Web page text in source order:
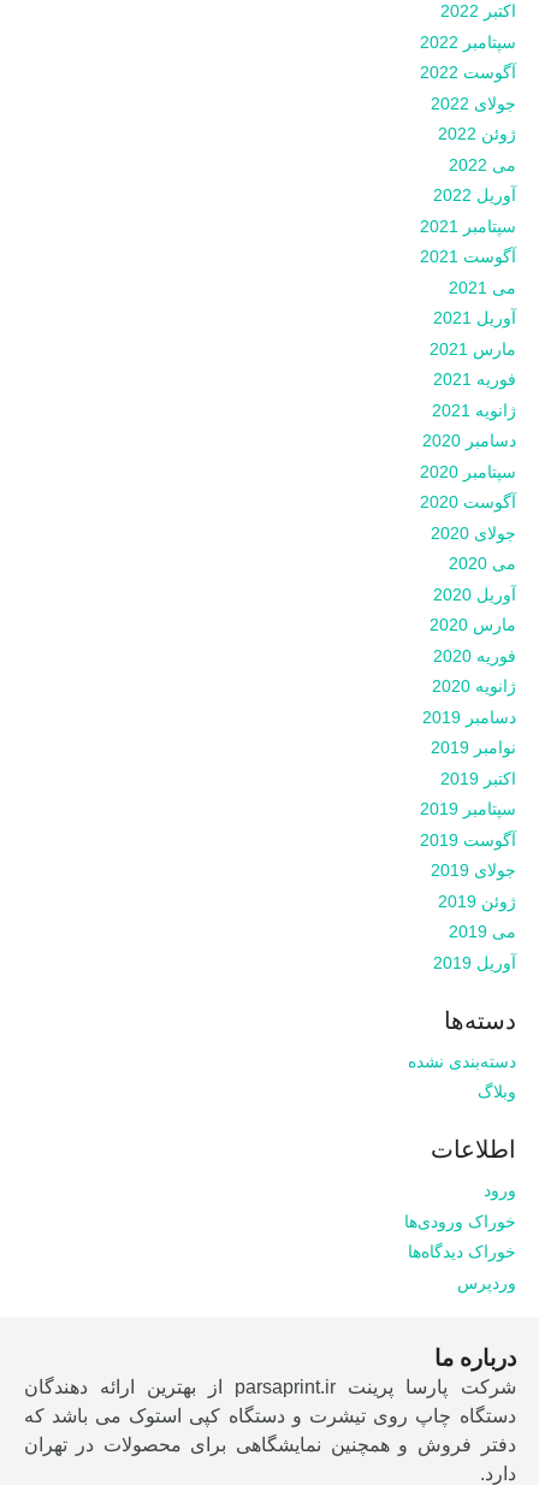
اکتبر 2022
سپتامبر 2022
آگوست 2022
جولای 2022
ژوئن 2022
می 2022
آوریل 2022
سپتامبر 2021
آگوست 2021
می 2021
آوریل 2021
مارس 2021
فوریه 2021
ژانویه 2021
دسامبر 2020
سپتامبر 2020
آگوست 2020
جولای 2020
می 2020
آوریل 2020
مارس 2020
فوریه 2020
ژانویه 2020
دسامبر 2019
نوامبر 2019
اکتبر 2019
سپتامبر 2019
آگوست 2019
جولای 2019
ژوئن 2019
می 2019
آوریل 2019
دسته‌ها
دسته‌بندی نشده
وبلاگ
اطلاعات
ورود
خوراک ورودی‌ها
خوراک دیدگاه‌ها
وردپرس
درباره ما
شرکت پارسا پرینت parsaprint.ir از بهترین ارائه دهندگان
دستگاه چاپ روی تیشرت و دستگاه کپی استوک می باشد که
دفتر فروش و همچنین نمایشگاهی برای محصولات در تهران
دارد.